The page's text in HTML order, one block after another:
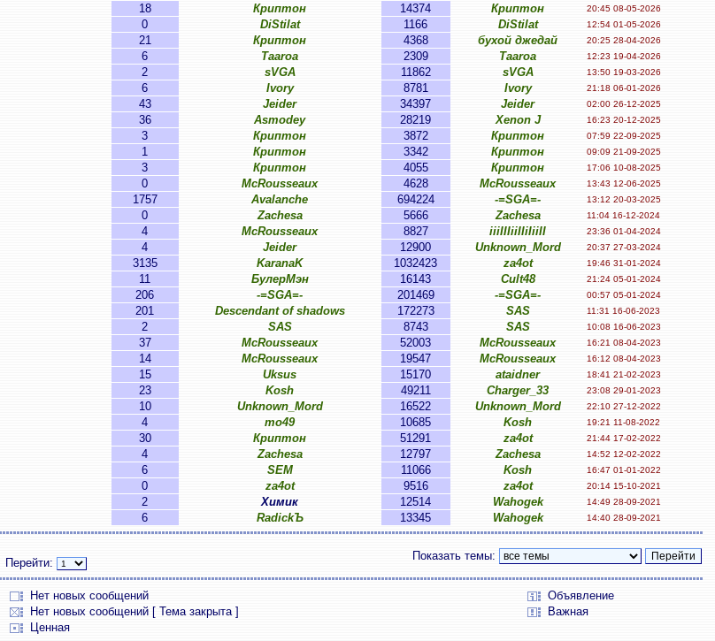
18 Криптон 14374 Криптон 20:45 08-05-2026
0 DiStilat 1166 DiStilat 12:54 01-05-2026
21 Криптон 4368 бухой джедай 20:25 28-04-2026
6 Taaroa 2309 Taaroa 12:23 19-04-2026
2 sVGA 11862 sVGA 13:50 19-03-2026
6 Ivory 8781 Ivory 21:18 06-01-2026
43 Jeider 34397 Jeider 02:00 26-12-2025
36 Asmodey 28219 Xenon J 16:23 20-12-2025
3 Криптон 3872 Криптон 07:59 22-09-2025
1 Криптон 3342 Криптон 09:09 21-09-2025
3 Криптон 4055 Криптон 17:06 10-08-2025
0 McRousseaux 4628 McRousseaux 13:43 12-06-2025
1757 Avalanche 694224 -=SGA=- 13:12 20-03-2025
0 Zachesa 5666 Zachesa 11:04 16-12-2024
4 McRousseaux 8827 iiiIIIiiIIiIiiII 23:36 01-04-2024
4 Jeider 12900 Unknown_Mord 20:37 27-03-2024
3135 KaranaK 1032423 za4ot 19:46 31-01-2024
11 БулерМэн 16143 Cult48 21:24 05-01-2024
206 -=SGA=- 201469 -=SGA=- 00:57 05-01-2024
201 Descendant of shadows 172273 SAS 11:31 16-06-2023
2 SAS 8743 SAS 10:08 16-06-2023
37 McRousseaux 52003 McRousseaux 16:21 08-04-2023
14 McRousseaux 19547 McRousseaux 16:12 08-04-2023
15 Uksus 15170 ataidner 18:41 21-02-2023
23 Kosh 49211 Charger_33 23:08 29-01-2023
10 Unknown_Mord 16522 Unknown_Mord 22:10 27-12-2022
4 mo49 10685 Kosh 19:21 11-08-2022
30 Криптон 51291 za4ot 21:44 17-02-2022
4 Zachesa 12797 Zachesa 14:52 12-02-2022
6 SEM 11066 Kosh 16:47 01-01-2022
0 za4ot 9516 za4ot 20:14 15-10-2021
2 Химик 12514 Wahogek 14:49 28-09-2021
6 RadickЪ 13345 Wahogek 14:40 28-09-2021
Перейти:
Показать темы:
Нет новых сообщений
Объявление
Нет новых сообщений [ Тема закрыта ]
Важная
Ценная